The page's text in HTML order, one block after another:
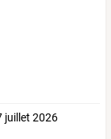
juillet 2026